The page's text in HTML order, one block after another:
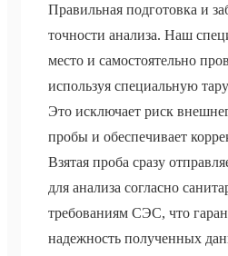
Правильная подготовка и
точности анализа. Наш
место и самостоятельно
используя специальную
Это исключает риск
пробы и обеспечивает
Взятая проба сразу
для анализа согласно
требованиям СЭС, что
надежность полученных